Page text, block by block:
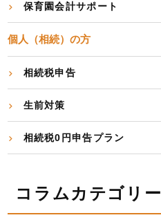
保育園会計サポート
個人（相続）の方
相続税申告
生前対策
相続税0円申告プラン
コラムカテゴリー